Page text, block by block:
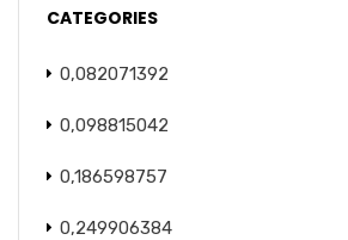
CATEGORIES
0,082071392
0,098815042
0,186598757
0,249906384